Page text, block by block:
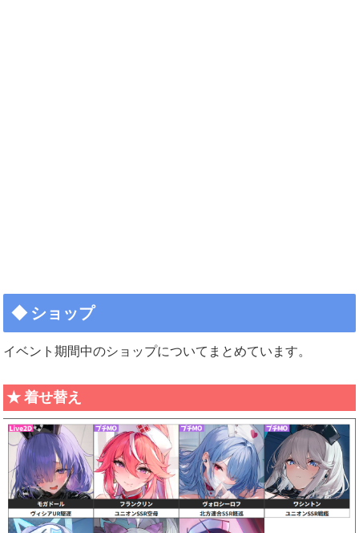
ショップ
イベント期間中のショップについてまとめています。
着せ替え